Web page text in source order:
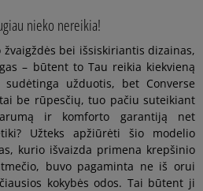
nieko nereikia!
bei išsiskiriantis dizainas,
– būtent to Tau reikia kiekvieną
užduotis, bet Converse
be rūpesčių, tuo pačiu suteikiant
ir komforto garantiją net
Užteks apžiūrėti šio modelio
kurio išvaizda primena krepšinio
buvo pagaminta ne iš orui
kokybės odos. Tai būtent ji